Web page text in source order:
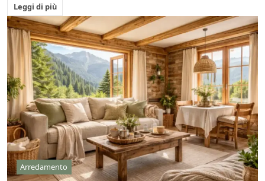
Leggi di più
Arredamento